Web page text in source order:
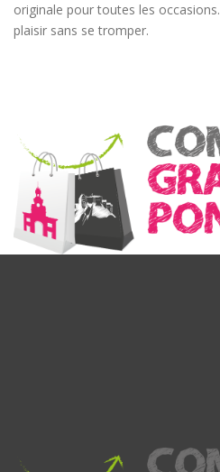
originale pour toutes les
plaisir sans se tromper.